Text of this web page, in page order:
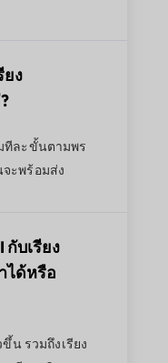
ง
ทีละขั้นตามพร
ะพร้อมส่ง
กับเรียง
ได้หรือ
น รวมถึงเรียง